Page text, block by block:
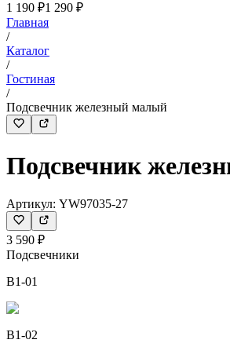
1 190 ₽1 290 ₽
Главная
/
Каталог
/
Гостиная
/
Подсвечник железный малый
Подсвечник
Артикул: YW97035-27
3 590 ₽
Подсвечники
B1-01
B1-02